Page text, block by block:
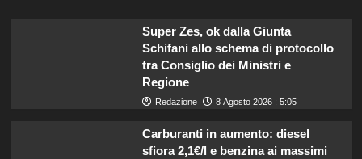
Super Zes, ok dalla Giunta
Schifani allo schema di protocollo
tra Consiglio dei Ministri e
Regione
Redazione 8 Agosto 2026 : 5:05
Carburanti in aumento: diesel
sfiora 2,1€/l e benzina ai massimi